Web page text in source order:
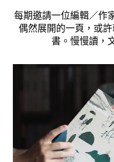
每期邀請一位編輯／作
偶然展開的一頁，或
書。慢慢讀，